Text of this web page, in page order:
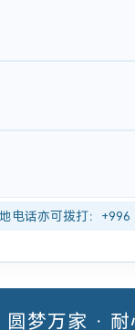
电话亦可拨打：
圆梦万家 · 耐